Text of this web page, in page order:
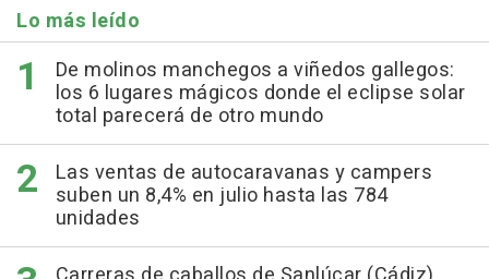
Lo más leído
De molinos manchegos a viñedos gallegos:
los 6 lugares mágicos donde el eclipse solar
total parecerá de otro mundo
Las ventas de autocaravanas y campers
suben un 8,4% en julio hasta las 784
unidades